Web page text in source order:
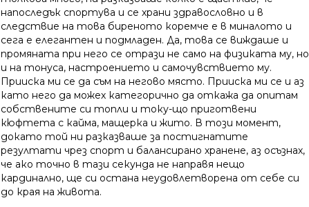
напоследък спортува и се храни здравословно и в
следствие на това биреното коремче е в миналото и
сега е елегантен и подмладен. Да, това се виждаше и
промяната при него се отрази не само на физиката му, но
и на тонуса, настроението и самочувствието му.
Прииска ми се да съм на негово място. Прииска ми се и аз
като него да можех категорично да откажа да опитам
собствените си топли и току-що приготвени
кюфтета с кайма, мащерка и жито. В този момент,
докато той ни разказваше за постигнатите
резултати чрез спорт и балансирано хранене, аз осъзнах,
че ако точно в тази секунда не направя нещо
кардинално, ще си остана неудовлетворена от себе си
до края на живота.